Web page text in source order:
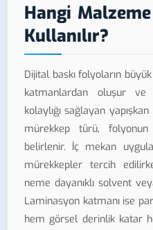
Hangi
Kullanılır?
Dijital baskı folyoların büyük
katmanlardan oluşur ve
kolaylığı sağlayan
mürekkep türü, folyonun
belirlenir. İç mekan
mürekkepler tercih
neme dayanıklı solvent
Laminasyon katmanı ise
hem görsel derinlik katar